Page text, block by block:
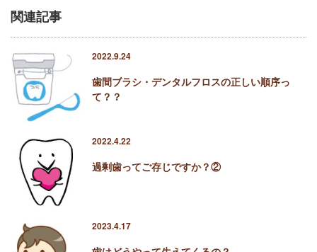
関連記事
2022.9.24
歯間ブラシ・デンタルフロスの正しい順序っ
て？？
2022.4.22
過剰歯ってご存じですか？②
2023.4.17